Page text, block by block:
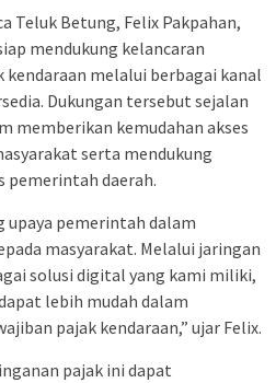
Teluk Betung, Felix Pakpahan,
mendukung kelancaran
kendaraan melalui berbagai kanal
Dukungan tersebut sejalan
memberikan kemudahan akses
serta mendukung
daerah.
upaya pemerintah dalam
masyarakat. Melalui jaringan
solusi digital yang kami miliki,
lebih mudah dalam
pajak kendaraan,” ujar Felix.
pajak ini dapat